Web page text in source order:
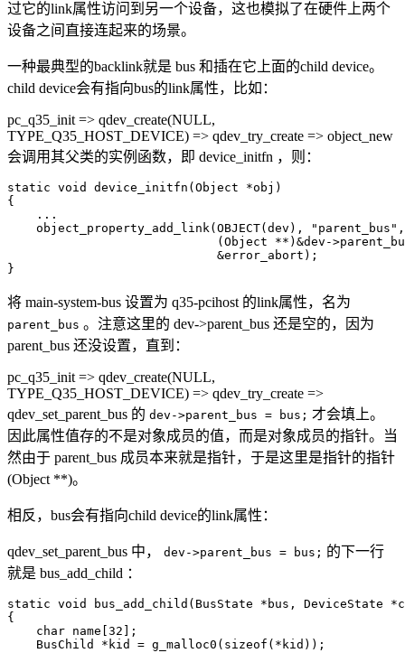
过它的link属性访问到另一个设备，这也模拟了在硬件上两个
设备之间直接连起来的场景。
一种最典型的backlink就是 bus 和插在它上面的child device。
child device会有指向bus的link属性，比如：
pc_q35_init => qdev_create(NULL,
TYPE_Q35_HOST_DEVICE) => qdev_try_create => object_new
会调用其父类的实例函数，即 device_initfn ，则：
static void device_initfn(Object *obj)
{
    ...
object_property_add_link(OBJECT(dev),
(Object **)&dev-
                             &error_abort);
}
将 main-system-bus 设置为 q35-pcihost 的link属性，名为
parent_bus 。注意这里的 dev->parent_bus 还是空的，因为
parent_bus 还没设置，直到：
pc_q35_init => qdev_create(NULL,
TYPE_Q35_HOST_DEVICE) => qdev_try_create =>
qdev_set_parent_bus 的 dev->parent_bus = bus; 才会填上。
因此属性值存的不是对象成员的值，而是对象成员的指针。当
然由于 parent_bus 成员本来就是指针，于是这里是指针的指针
(Object **)。
相反，bus会有指向child device的link属性：
qdev_set_parent_bus 中， dev->parent_bus = bus; 的下一行
就是 bus_add_child ：
static void bus_add_child(BusState *bus, DeviceState
{
    char name[32];
    BusChild *kid = g_malloc0(sizeof(*kid));